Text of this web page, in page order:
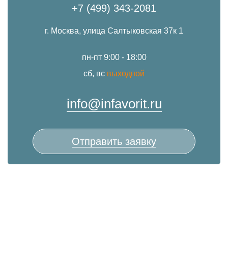
+7 (499) 343-2081
г. Москва, улица Салтыковская 37к 1
пн-пт 9:00 - 18:00
сб, вс выходной
info@infavorit.ru
Отправить заявку